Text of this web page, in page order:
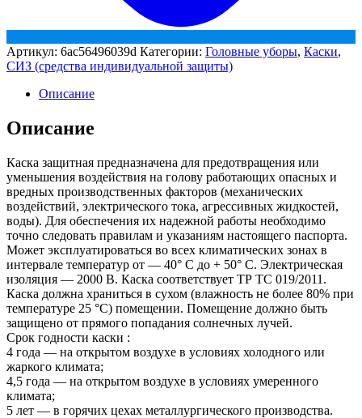
Артикул: 6ac56496039d Категории: Головные уборы, Каски,
СИЗ (средства индивидуальной защиты)
Описание
Описание
Каска защитная предназначена для предотвращения или
уменьшения воздействия на голову работающих опасных и
вредных производственных факторов (механических
воздействий, электрического тока, агрессивных жидкостей,
воды). Для обеспечения их надежной работы необходимо
точно следовать правилам и указаниям настоящего паспорта.
Может эксплуатироваться во всех климатических зонах в
интервале температур от — 40° С до + 50° С. Электрическая
изоляция — 2000 В. Каска соответствует ТР ТС 019/2011.
Каска должна храниться в сухом (влажность не более 80% при
температуре 25 °С) помещении. Помещение должно быть
защищено от прямого попадания солнечных лучей.
Срок годности каски :
4 года — на открытом воздухе в условиях холодного или
жаркого климата;
4,5 года — на открытом воздухе в условиях умеренного
климата;
5 лет — в горячих цехах металлургического производства.